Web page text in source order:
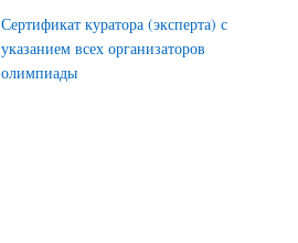
Сертификат куратора (эксперта) с
указанием всех организаторов
олимпиады